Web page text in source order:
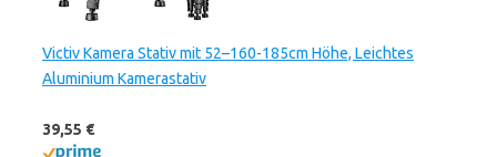
Victiv Kamera Stativ mit 52–160-185cm Höhe, Leichtes
Aluminium Kamerastativ
39,55 €